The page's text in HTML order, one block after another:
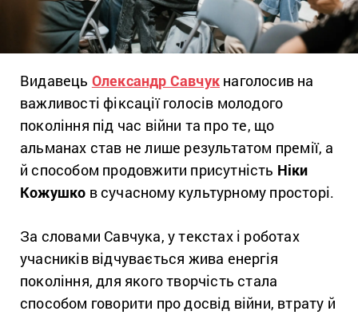
Видавець Олександр Савчук наголосив на
важливості фіксації голосів молодого
покоління під час війни та про те, що
альманах став не лише результатом премії, а
й способом продовжити присутність Ніки
Кожушко в сучасному культурному просторі.
За словами Савчука, у текстах і роботах
учасників відчувається жива енергія
покоління, для якого творчість стала
способом говорити про досвід війни, втрату й